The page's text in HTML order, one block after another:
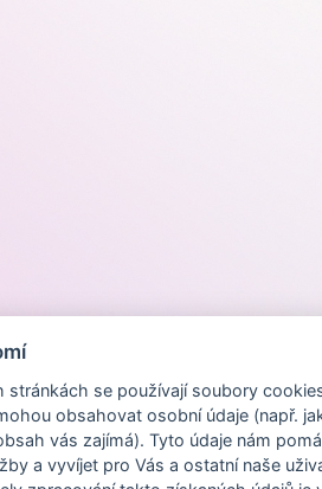
stránkách se používají soubory
obsahovat osobní údaje (např.
vás zajímá). Tyto údaje nám
a vyvíjet pro Vás a ostatní naše